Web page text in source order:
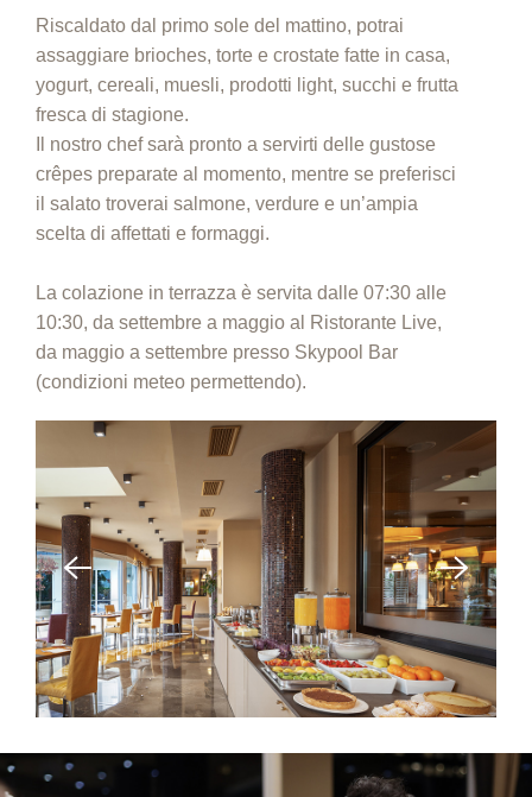
Riscaldato dal primo sole del mattino, potrai
assaggiare brioches, torte e crostate fatte in casa,
yogurt, cereali, muesli, prodotti light, succhi e frutta
fresca di stagione.
Il nostro chef sarà pronto a servirti delle gustose
crêpes preparate al momento, mentre se preferisci
il salato troverai salmone, verdure e un’ampia
scelta di affettati e formaggi.
La colazione in terrazza è servita dalle 07:30 alle
10:30, da settembre a maggio al Ristorante Live,
da maggio a settembre presso Skypool Bar
(condizioni meteo permettendo).